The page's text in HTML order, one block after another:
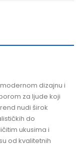
dizajnu i
za ljude koji
nudi širok
do
ukusima i
od kvalitetnih